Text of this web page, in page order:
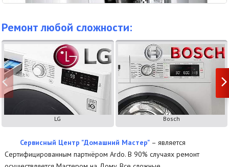
Ремонт любой сложности:
LG Bosch
Сервисный Центр "Домашний Мастер" – является
Сертифицированным партнёром Ardo. В 90% случаях ремонт